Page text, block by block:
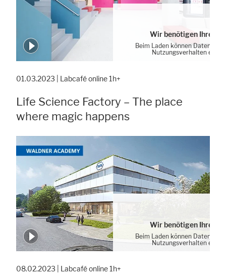
Wir benötigen Ihre
Beim Laden können Daten von
Nutzungsverhalten
01.03.2023 | Labcafé online 1h+
Life Science Factory – The place
where magic happens
Wir benötigen Ihre
Beim Laden können Daten von
Nutzungsverhalten
08.02.2023 | Labcafé online 1h+